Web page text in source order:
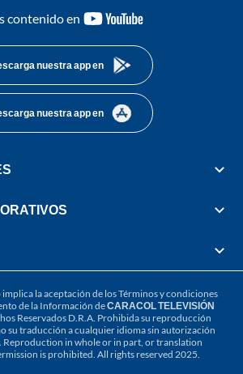
contenido en
youtube-
nuestra app en
nuestra app en
implica la aceptación de losTérminos y condiciones
de la Información deCARACOL TELEVISIÓN
Reservados D.R.A. Prohibida su reproducción
su traducción a cualquier idioma sin autorización
Reproduction in whole or in part, or translation
is prohibited. All rights reserved 2025.